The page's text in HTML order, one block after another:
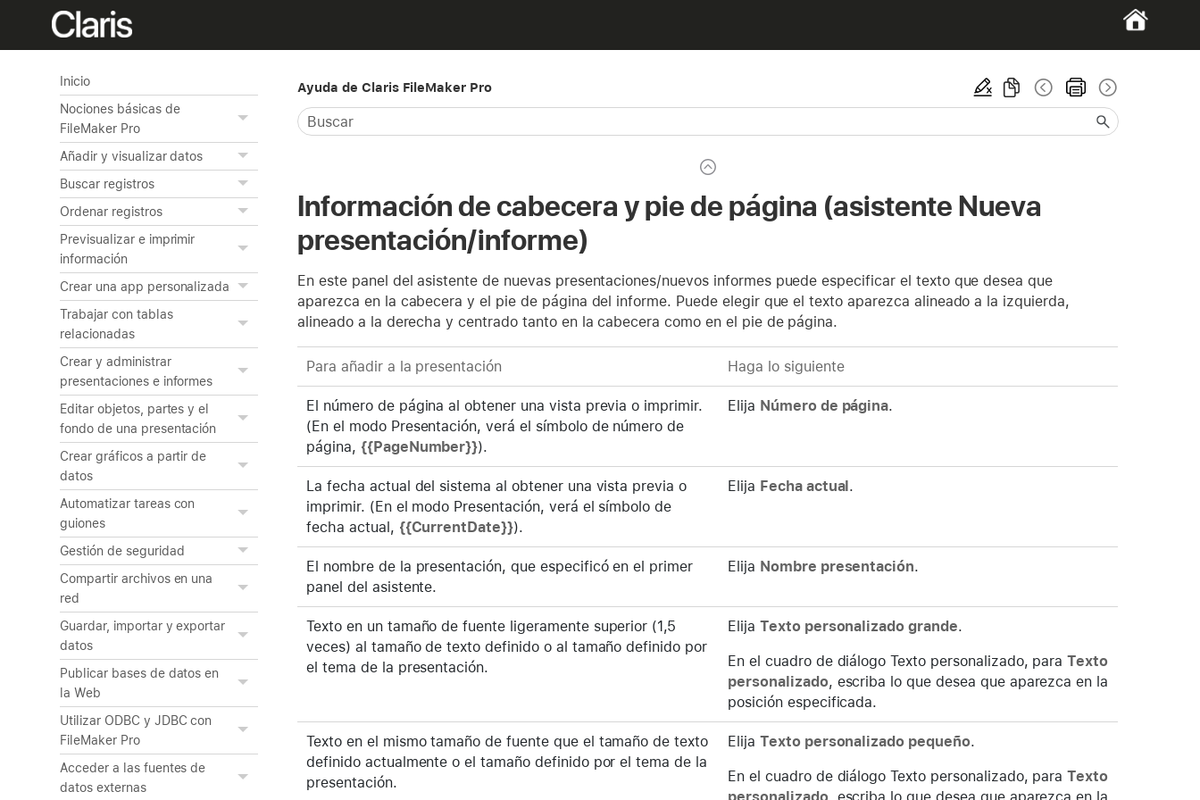
Inicio
Nociones básicas de
FileMaker Pro
Añadir y visualizar datos
Buscar registros
Ordenar registros
Previsualizar e imprimir
información
Crear una app personalizada
Trabajar con tablas
relacionadas
Crear y administrar
presentaciones e informes
Editar objetos, partes y el
fondo de una presentación
Crear gráficos a partir de
datos
Automatizar tareas con
guiones
Gestión de seguridad
Compartir archivos en una
red
Guardar, importar y exportar
datos
Publicar bases de datos en
la Web
Utilizar ODBC y JDBC con
FileMaker Pro
Acceder a las fuentes de
datos externas
Ayuda de Claris FileMaker Pro
Información de cabecera y pie de página (asistente Nueva
presentación/informe)
En este panel del asistente de nuevas presentaciones/nuevos informes puede especificar el texto que desea que
aparezca en la cabecera y el pie de página del informe. Puede elegir que el texto aparezca alineado a la izquierda,
alineado a la derecha y centrado tanto en la cabecera como en el pie de página.
Para añadir a la presentación Haga lo siguiente
El número de página al obtener una vista previa o imprimir.
(En el modo Presentación, verá el símbolo de número de
página, {{PageNumber}}).
Elija Número de página.
La fecha actual del sistema al obtener una vista previa o
imprimir. (En el modo Presentación, verá el símbolo de
fecha actual, {{CurrentDate}}).
Elija Fecha actual.
El nombre de la presentación, que especificó en el primer
panel del asistente.
Elija Nombre presentación.
Texto en un tamaño de fuente ligeramente superior (1,5
veces) al tamaño de texto definido o al tamaño definido por
el tema de la presentación.
Elija Texto personalizado grande.
En el cuadro de diálogo Texto personalizado, paraTexto
personalizado, escriba lo que desea que aparezca en la
posición especificada.
Texto en el mismo tamaño de fuente que el tamaño de texto
definido actualmente o el tamaño definido por el tema de la
presentación.
Elija Texto personalizado pequeño.
En el cuadro de diálogo Texto personalizado, paraTexto